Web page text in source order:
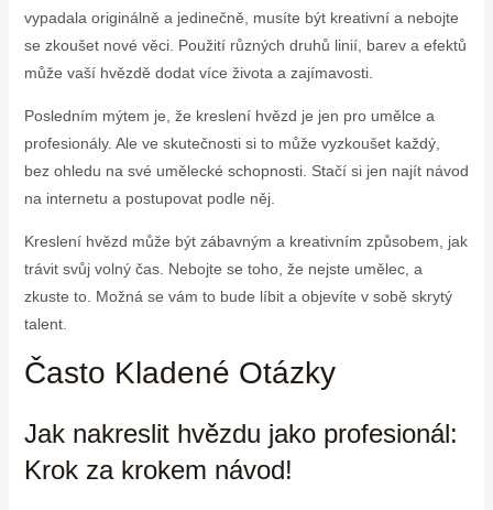
vypadala originálně a jedinečně, musíte být kreativní a nebojte
se zkoušet nové věci. Použití různých druhů linií, barev a efektů
může vaší hvězdě dodat více života a zajímavosti.
Posledním mýtem je, že kreslení hvězd je jen pro umělce a
profesionály. Ale ve skutečnosti si to může vyzkoušet každý,
bez ohledu na své umělecké schopnosti. Stačí si jen najít návod
na internetu a postupovat podle něj.
Kreslení hvězd může být zábavným a kreativním způsobem, jak
trávit svůj volný čas. Nebojte se toho, že nejste umělec, a
zkuste to. Možná se vám to bude líbit a objevíte v sobě skrytý
talent.
Často Kladené Otázky
Jak nakreslit hvězdu jako profesionál:
Krok za krokem návod!